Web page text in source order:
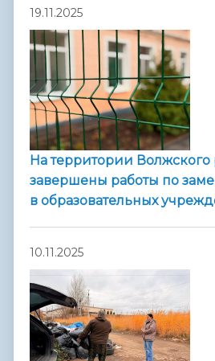
19.11.2025
На территории Волжского
завершены работы по
в образовательных
10.11.2025